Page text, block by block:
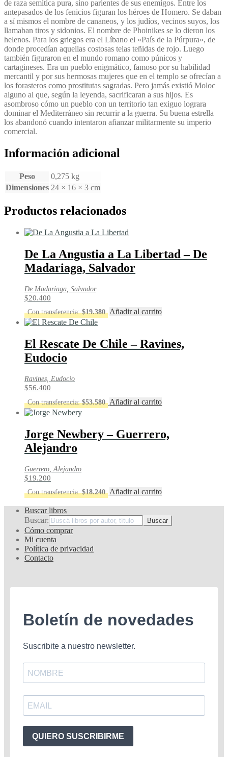
de raza semítica pura, sino parientes de sus enemigos. Entre los
antepasados de los fenicios figuran los héroes de Homero. Se daban
a sí mismos el nombre de cananeos, y los judíos, vecinos suyos, los
llamaban tiros y sidonios. El nombre de Phoinikes se lo dieron los
helenos. Para los griegos era el Líbano el «País de la Púrpura», de
donde procedían aquellas costosas telas teñidas de rojo. Luego
también figuraron en el mundo romano como púnicos y
cartagineses. Era un pueblo enigmático, famoso por su habilidad
mercantil y por sus hermosas mujeres que en el templo se ofrecían a
los forasteros como prostitutas sagradas. Pero jamás existió Moloc
alguno al que, según la leyenda, sacrificaran a sus hijos. Es
asombroso cómo un pueblo con un territorio tan exiguo lograra
dominar el Mediterráneo sin recurrir a la guerra. Su buena estrella
los abandonó cuando intentaron afianzar militarmente su imperio
comercial.
Información adicional
Peso
0,275 kg
Dimensiones 24 × 16 × 3 cm
Productos relacionados
De La Angustia a La Libertad – De
Madariaga, Salvador
De Madariaga, Salvador
$20.400
Con transferencia:$19.380 Añadir al carrito
El Rescate De Chile – Ravines,
Eudocio
Ravines, Eudocio
$56.400
Con transferencia:$53.580 Añadir al carrito
Jorge Newbery – Guerrero,
Alejandro
Guerrero, Alejandro
$19.200
Con transferencia:$18.240 Añadir al carrito
Buscar libros
Buscar:
Cómo comprar
Mi cuenta
Política de privacidad
Contacto
Boletín de novedades
Suscribite a nuestro newsletter.
QUIERO SUSCRIBIRME